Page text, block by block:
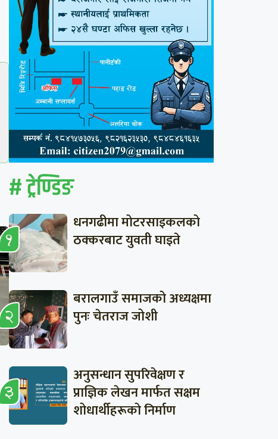
# ट्रेण्डिङ
धनगढीमा मोटरसाइकलको
ठक्करबाट युवती घाइते
बरालगाउँ समाजको अध्यक्षमा
पुनः चेतराज जोशी
अनुसन्धान सुपरिवेक्षण र
प्राज्ञिक लेखन मार्फत सक्षम
शोधार्थीहरूको निर्माण